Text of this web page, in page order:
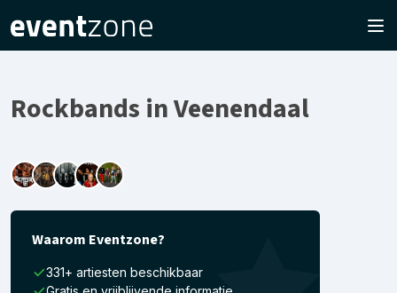
Rockbands in Veenendaal
Waarom Eventzone?
331+ artiesten beschikbaar